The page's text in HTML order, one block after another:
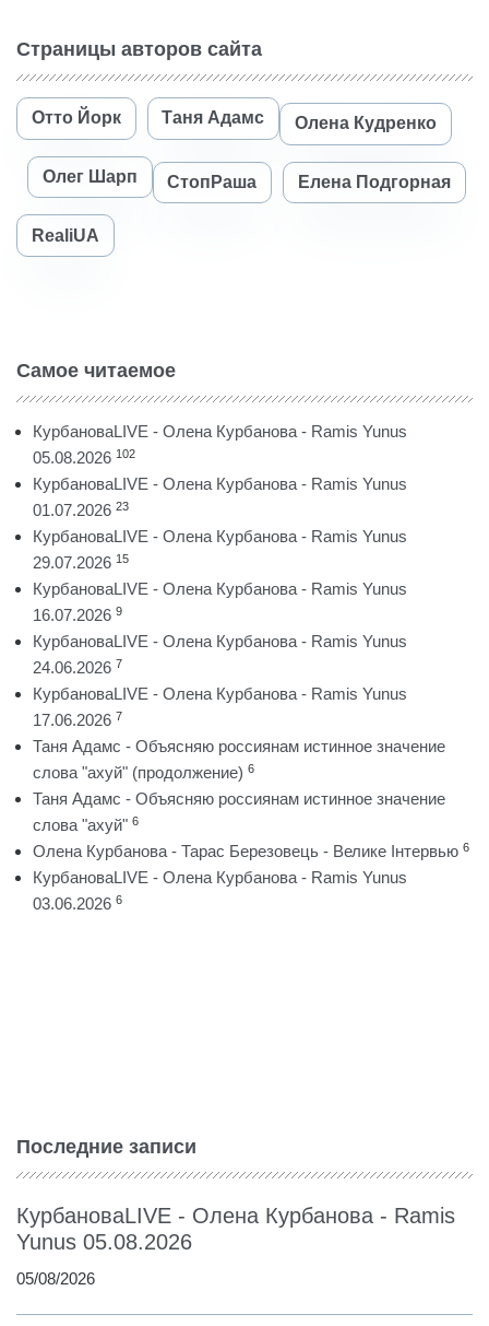
Страницы авторов сайта
Отто Йорк Таня Адамс Олена Кудренко
Олег Шарп СтопРаша Елена Подгорная
RealiUA
Самое читаемое
КурбановаLIVE - Олена Курбанова - Ramis Yunus
05.08.2026 102
КурбановаLIVE - Олена Курбанова - Ramis Yunus
01.07.2026 23
КурбановаLIVE - Олена Курбанова - Ramis Yunus
29.07.2026 15
КурбановаLIVE - Олена Курбанова - Ramis Yunus
16.07.2026 9
КурбановаLIVE - Олена Курбанова - Ramis Yunus
24.06.2026 7
КурбановаLIVE - Олена Курбанова - Ramis Yunus
17.06.2026 7
Таня Адамс - Объясняю россиянам истинное значение
слова "ахуй" (продолжение) 6
Таня Адамс - Объясняю россиянам истинное значение
слова "ахуй" 6
Олена Курбанова - Тарас Березовець - Велике Інтервью 6
КурбановаLIVE - Олена Курбанова - Ramis Yunus
03.06.2026 6
Последние записи
КурбановаLIVE - Олена Курбанова - Ramis
Yunus 05.08.2026
05/08/2026